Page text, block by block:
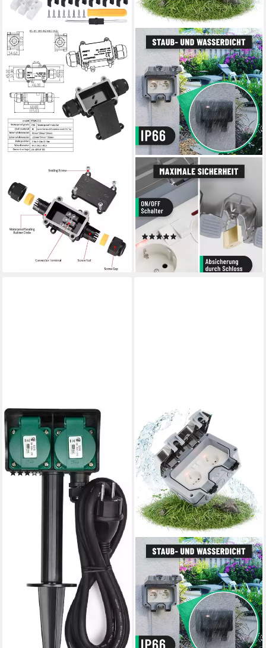
Unterputz-Steckdose 2 Stück
Abzweigdose 2 Wege
Wasserdicht für
Außenbereich, 1-St.
lieferbar in 3 Wochen
GREATE.
1x abschließbare
Außensteckdose + Schalter -
2fach wasserdicht IP66
Steckdosenleiste
(4)
ab 24,99 €
lieferbar - in 2-3 Werktagen bei dir
HEITECH
Gartensteckdose 2-Wege mit
Erdspieß Wasserdicht IP44
Schwarz / Grün
(1)
lieferbar - in 4-5 Werktagen bei dir